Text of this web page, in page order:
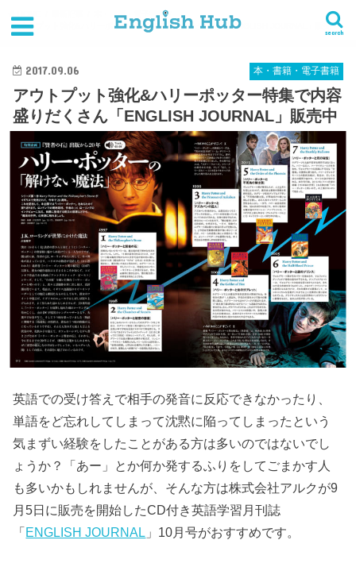
search
本・書籍・電子書籍
アウトプット強化&ハリーポッター特集で内容盛りだくさん「ENGLISH JOURNAL」販売中
本・書籍・電子書籍
2017.09.06
アウトプット強化&ハリーポッター特集で内容
盛りだくさん「ENGLISH JOURNAL」販売中
英語での受け答えで相手の発音に反応できなかったり、
単語をど忘れしてしまって沈黙に陥ってしまったという
気まずい経験をしたことがある方は多いのではないでし
ょうか？「あー」とか何か発するふりをしてごまかす人
も多いかもしれませんが、そんな方は株式会社アルクが9
月5日に販売を開始したCD付き英語学習月刊誌
「ENGLISH JOURNAL 」10月号がおすすめです。